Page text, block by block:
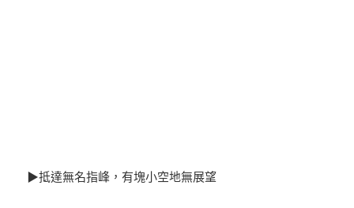
▶抵達無名指峰，有塊小空地無展望